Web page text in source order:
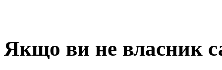
Якщо ви не власник